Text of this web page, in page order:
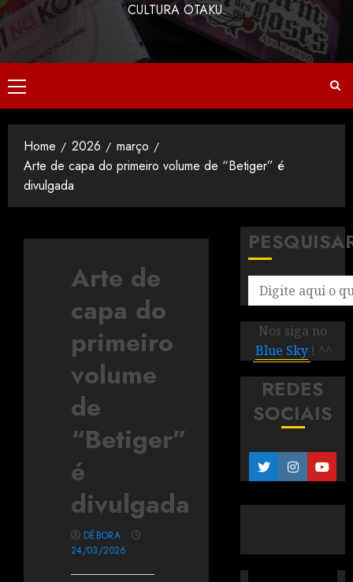
CULTURA OTAKU.
Home 2026
março
Arte de capa do primeiro volume de “Betiger” é
divulgada
Arte de
capa do
primeiro
volume
de
“Betiger”
é
divulgada
DÉBORA
24/03/2026
Nos siga no
Blue Sky ! ^^
REDES
SOCIAIS